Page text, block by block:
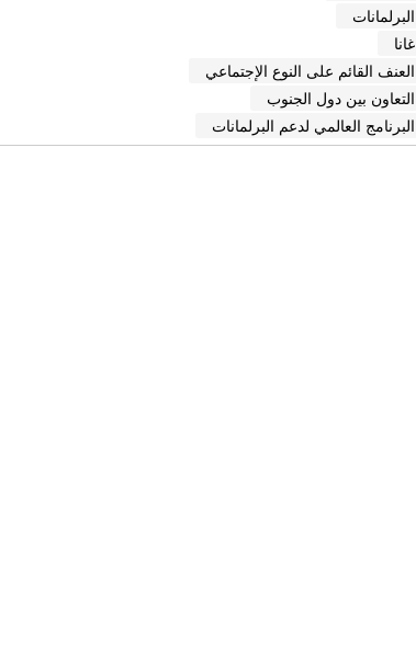
البرلمانات
غانا
العنف القائم على النوع الإجتماعي
التعاون بين دول الجنوب
البرنامج العالمي لدعم البرلمانات